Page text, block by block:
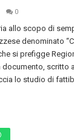
0
allo scopo di
denominato
si prefigge
scritto
lo studio di